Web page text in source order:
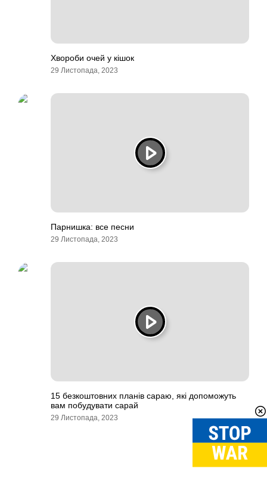
Хвороби очей у кішок
29 Листопада, 2023
Парнишка: все песни
29 Листопада, 2023
15 безкоштовних планів сараю, які допоможуть
вам побудувати сарай
29 Листопада, 2023